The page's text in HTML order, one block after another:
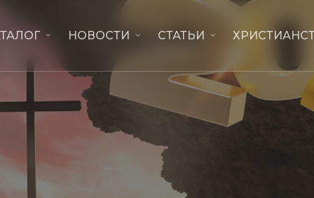
НОВОСТИ СТАТЬИ